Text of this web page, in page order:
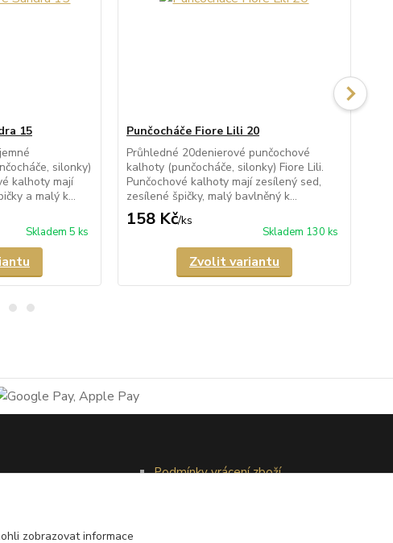
15
silonky)
kalhoty mají
a malý k...
Skladem 5 ks
Punčocháče Fiore Lili 20
Průhledné 20denierové punčochové
kalhoty (punčocháče, silonky) Fiore Lili.
Punčochové kalhoty mají zesílený sed,
zesílené špičky, malý bavlněný k...
158 Kč/ks
Skladem 130 ks
Zvolit variantu
Podmínky vrácení zboží
zobrazovat informace